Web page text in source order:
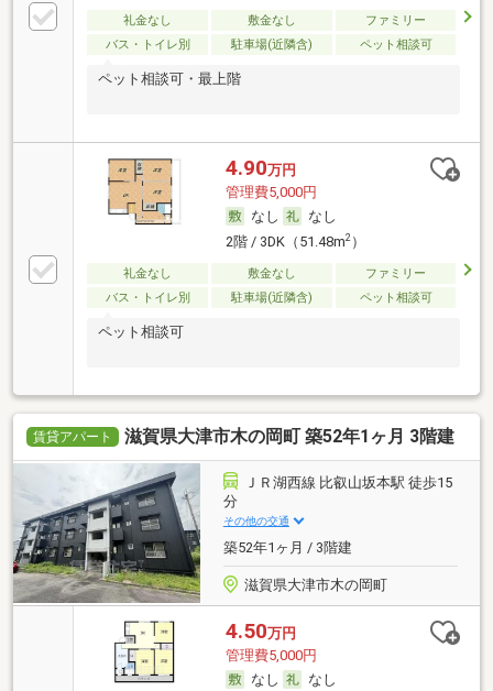
礼金なし 敷金なし
ファミリー
バス・トイレ別
駐車場(近隣含) ペット相談可
ペット相談可・最上階
4.90万円
管理費5,000円
なし
なし
2階 / 3DK（51.48m2）
礼金なし 敷金なし
ファミリー
バス・トイレ別
駐車場(近隣含) ペット相談可
ペット相談可
賃貸アパート 滋賀県大津市木の岡町 築52年1ヶ月 3階建
ＪＲ湖西線 比叡山坂本駅 徒歩15
分
その他の交通
築52年1ヶ月 / 3階建
滋賀県大津市木の岡町
4.50万円
管理費5,000円
なし
なし